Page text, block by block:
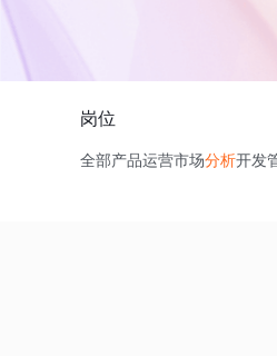
岗位
全部产品运营市场分析开发